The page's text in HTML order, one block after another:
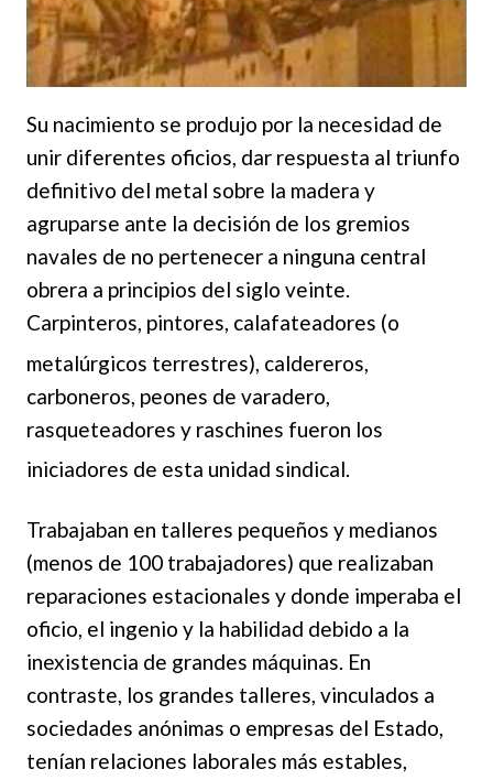
Su nacimiento se produjo por la necesidad de
unir diferentes oficios, dar respuesta al triunfo
definitivo del metal sobre la madera y
agruparse ante la decisión de los gremios
navales de no pertenecer a ninguna central
obrera a principios del siglo veinte.
Carpinteros, pintores, calafateadores (o
metalúrgicos terrestres), caldereros,
carboneros, peones de varadero,
rasqueteadores y raschines fueron los
iniciadores de esta unidad sindical.
Trabajaban en talleres pequeños y medianos
(menos de 100 trabajadores) que realizaban
reparaciones estacionales y donde imperaba el
oficio, el ingenio y la habilidad debido a la
inexistencia de grandes máquinas. En
contraste, los grandes talleres, vinculados a
sociedades anónimas o empresas del Estado,
tenían relaciones laborales más estables,